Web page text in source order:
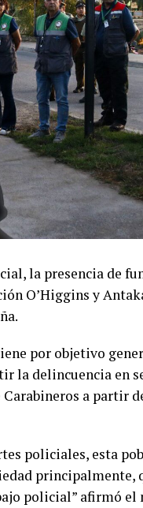
la presencia de
O’Higgins y
por objetivo
la delincuencia en
a partir
policiales, esta
principalmente,
policial” afirmó el